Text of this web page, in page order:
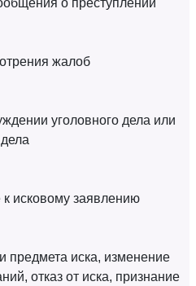
о преступлении
жалоб
уголовного дела или
исковому заявлению
предмета иска, изменение
отказ от иска, признание